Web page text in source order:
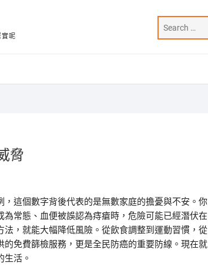
呢
脅
這個數字背後代表的是無數家庭的擔憂與不安。你
常態、血便被誤認為痔瘡時，危險可能已經潛伏在
，就能大幅降低風險。從飲食調整到運動習慣，從
免費篩檢服務，更是全民防癌的重要防線。現在就
活。